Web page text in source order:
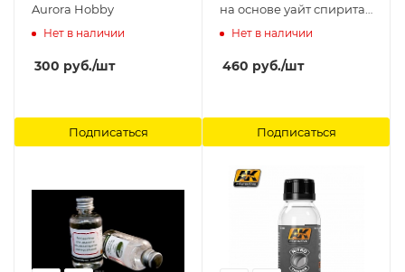
Aurora Hobby
Нет в наличии
300 руб./шт
Подписаться
на основе уайт спирита (
без запаха) ENAMEL
ML Ammo Mig
Нет в наличии
460 руб./шт
Подписаться